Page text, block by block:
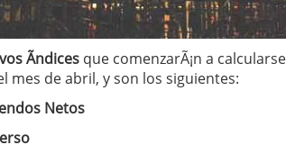
Ã­ndices que comenzarÃ¡n a
mes de abril, y son los siguientes:
Netos